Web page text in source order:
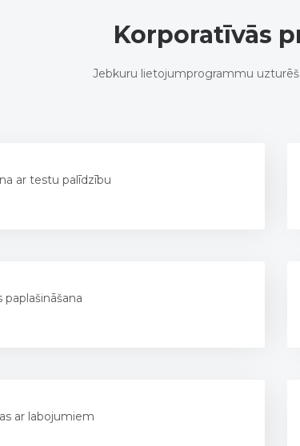
Jebkuru lietojumprogrammu
Korporatīvās
ar testu palīdzību
ar labojumiem